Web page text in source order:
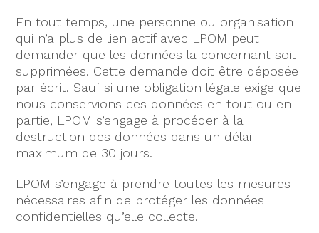
En tout temps, une personne ou organisation
qui n’a plus de lien actif avec LPOM peut
demander que les données la concernant soit
supprimées. Cette demande doit être déposée
par écrit. Sauf si une obligation légale exige que
nous conservions ces données en tout ou en
partie, LPOM s’engage à procéder à la
destruction des données dans un délai
maximum de 30 jours.
LPOM s’engage à prendre toutes les mesures
nécessaires afin de protéger les données
confidentielles qu’elle collecte.